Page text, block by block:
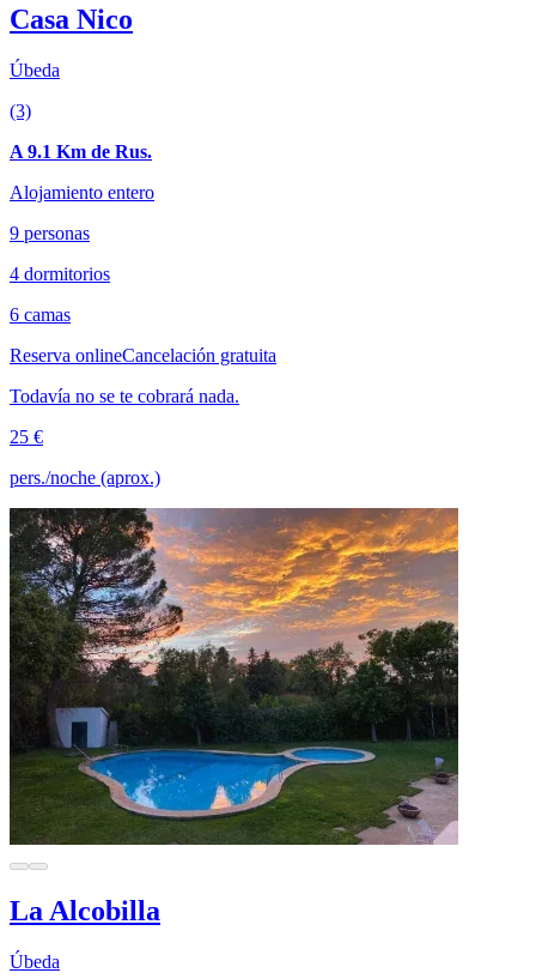
Casa Nico
Úbeda
(3)
A 9.1 Km de Rus.
Alojamiento entero
9 personas
4 dormitorios
6 camas
Reserva onlineCancelación gratuita
Todavía no se te cobrará nada.
25 €
pers./noche (aprox.)
La Alcobilla
Úbeda